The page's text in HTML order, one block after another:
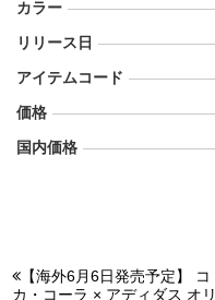
カラー
リリース日
アイテムコード
価格
国内価格
【海外6月6日発売予定】 コ
カ・コーラ × アディダス オリ